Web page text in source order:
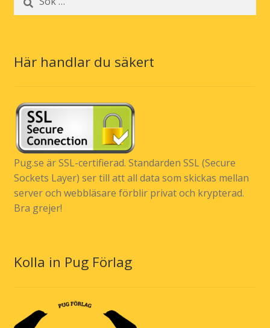
efter:
Här handlar du säkert
Pug.se är SSL-certifierad. Standarden SSL (Secure
Sockets Layer) ser till att all data som skickas mellan
server och webbläsare förblir privat och krypterad.
Bra grejer!
Kolla in Pug Förlag